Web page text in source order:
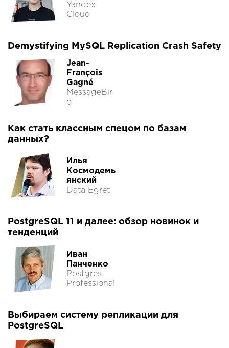
Yandex
Cloud
Demystifying MySQL Replication Crash Safety
Jean-
François
Gagné
MessageBir
d
Как стать классным спецом по базам
данных?
Илья
Космодемь
янский
Data Egret
PostgreSQL 11 и далее: обзор новинок и
тенденций
Иван
Панченко
Postgres
Professional
Выбираем систему репликации для
PostgreSQL